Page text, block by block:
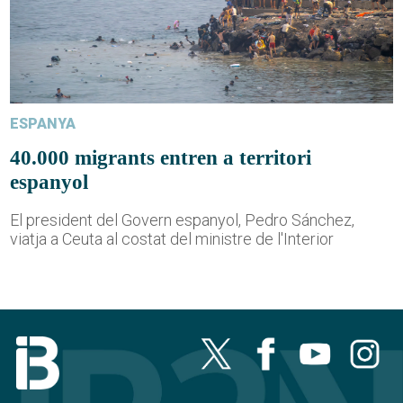
ESPANYA
40.000 migrants entren a territori
espanyol
El president del Govern espanyol, Pedro Sánchez,
viatja a Ceuta al costat del ministre de l'Interior